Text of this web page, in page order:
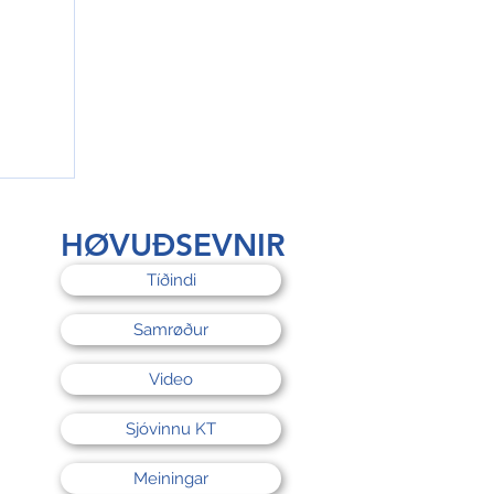
HØVUÐSEVNIR
Tíðindi
Samrøður
Video
Sjóvinnu KT
Meiningar